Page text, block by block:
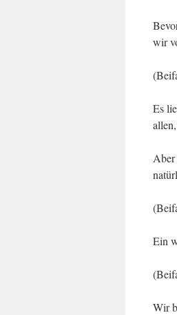
wir
Es
Ein
Wir